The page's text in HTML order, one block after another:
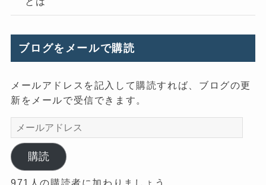
ブログをメールで購読
メールアドレスを記入して購読すれば、ブログの更
新をメールで受信できます。
メ
ー
ル
ア
購読
971人の購読者に加わりましょう